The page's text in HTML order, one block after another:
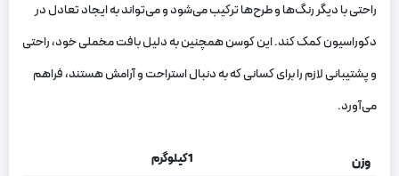
راحتی با دیگر رنگ‌ها و طرح‌ها ترکیب می‌شود و می‌تواند به ایجاد تعادل در
دکوراسیون کمک کند. این کوسن همچنین به دلیل بافت مخملی خود، راحتی
و پشتیبانی لازم را برای کسانی که به دنبال استراحت و آرامش هستند، فراهم
می‌آورد.
وزن 1 کیلوگرم